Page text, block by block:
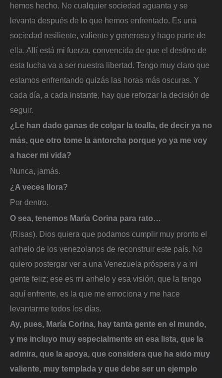
hemos hecho. No cualquier sociedad aguanta y se
levanta después de lo que hemos enfrentado. Es una
sociedad resiliente, valiente y generosa y hago parte de
ella. Allí está mi fuerza, convencida de que el destino de
esta lucha va a ser nuestra libertad. Tengo muy claro que
estamos enfrentando quizás las horas más oscuras. Y
cada día, a cada instante, hay que reforzar la decisión de
seguir.
¿Le han dado ganas de colgar la toalla, de decir ya no
más, que otro tome la antorcha porque yo ya me voy
a hacer mi vida?
Nunca, jamás.
¿A veces llora?
Por dentro.
O sea, tenemos María Corina para rato…
(Risas). Dios quiera que podamos cumplir muy pronto el
anhelo de los venezolanos de reconstruir este país. No
quiero postergar ver a una Venezuela próspera y a mi
gente feliz; ese es mi anhelo y esa visión, que la tengo
aquí enfrente, es la que me emociona y me hace
levantarme todos los días.
Ay, pues, María Corina, hay tanta gente en el mundo,
y me incluyo muy especialmente en esa lista, que la
admira, que la apoya, que considera que ha sido muy
valiente, muy templada y que debe ser un ejemplo